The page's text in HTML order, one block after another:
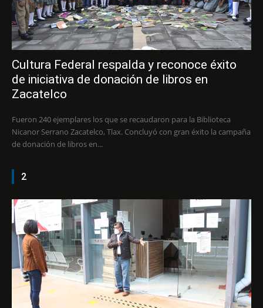
Cultura Federal respalda y reconoce éxito
de iniciativa de donación de libros en
Zacatelco
Fueron 240 ejemplares los que se recaudaron para la Biblioteca
Nicanor Serrano Zacatelco, Tlax. Concluyó con gran éxito la campaña
de donación de libros en...
2